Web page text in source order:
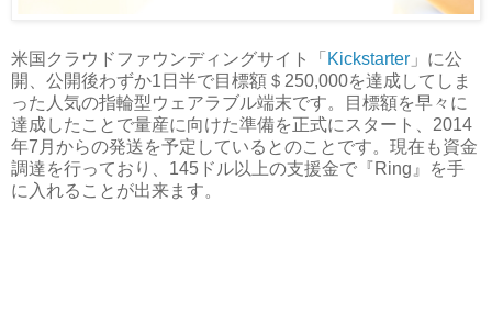
米国クラウドファウンディングサイト「 Kickstarter 」に公
開、公開後わずか1日半で目標額＄250,000を達成してしま
った人気の指輪型ウェアラブル端末です。目標額を早々に
達成したことで量産に向けた準備を正式にスタート、2014
年7月からの発送を予定しているとのことです。現在も資金
調達を行っており、145ドル以上の支援金で『Ring』を手
に入れることが出来ます。